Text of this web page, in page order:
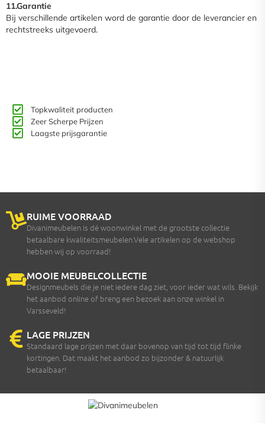
11.Garantie
Bij verschillende artikelen word de garantie door de leverancier en
rechtstreeks uitgevoerd.
Topkwaliteit producten
Zeer Scherpe Prijzen
Laagste prijsgarantie
RUIME VOORRAAD
Divanimeubelen is dé woonwinkel met de grootste collectie
betaalbare kwaliteitsmeubelen.Vele artikelen op de webshop
hebben wij op voorraad!
MOOIE MEUBELCOLLECTIE
Designmeubels die je niet iedere dag ziet, voor ieder wat wils. Bekijk
het aanbod online of breng een bezoek aan onze winkel in
Varsseveld!
LAGE PRIJZEN
Standaard lage prijzen met daar bovenop van tijd tot tijd flinke
kortingen. Dat maakt het aanbod zo bijzonder & natuurlijk
betaalbaar!